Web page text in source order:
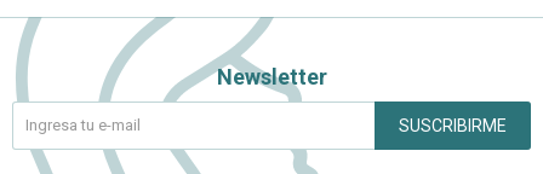
Newsletter
SUSCRIBIRME